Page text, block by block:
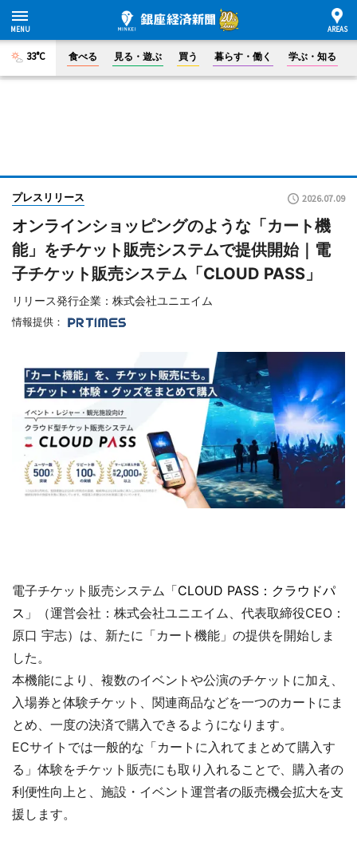
33°C 食べる 見る・遊ぶ 買う 暮らす・働く 学ぶ・知る
プレスリリース 2026.07.09
オンラインショッピングのような「カート機
能」をチケット販売システムで提供開始｜電
子チケット販売システム「CLOUD PASS」
リリース発行企業：株式会社ユニエイム
情報提供：
電子チケット販売システム「CLOUD PASS：クラウドパ
ス 」（運営会社：株式会社ユニエイム、代表取締役CEO：
原口 宇志）は、新たに「カート機能」の提供を開始しま
した。
本機能により、複数のイベントや公演のチケットに加え、
入場券と体験チケット、関連商品などを一つのカートにま
とめ、一度の決済で購入できるようになります。
ECサイトでは一般的な「カートに入れてまとめて購入す
る」体験をチケット販売にも取り入れることで、購入者の
利便性向上と、施設・イベント運営者の販売機会拡大を支
援します。